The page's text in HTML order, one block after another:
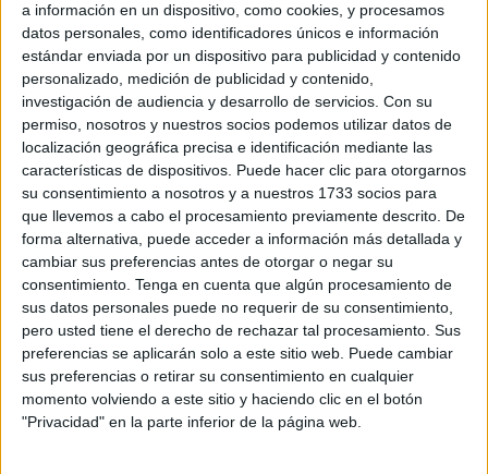
a información en un dispositivo, como cookies, y procesamos
datos personales, como identificadores únicos e información
estándar enviada por un dispositivo para publicidad y contenido
personalizado, medición de publicidad y contenido,
investigación de audiencia y desarrollo de servicios. Con su
permiso, nosotros y nuestros socios podemos utilizar datos de
localización geográfica precisa e identificación mediante las
características de dispositivos. Puede hacer clic para otorgarnos
su consentimiento a nosotros y a nuestros 1733 socios para
que llevemos a cabo el procesamiento previamente descrito. De
forma alternativa, puede acceder a información más detallada y
cambiar sus preferencias antes de otorgar o negar su
consentimiento. Tenga en cuenta que algún procesamiento de
sus datos personales puede no requerir de su consentimiento,
pero usted tiene el derecho de rechazar tal procesamiento. Sus
preferencias se aplicarán solo a este sitio web. Puede cambiar
sus preferencias o retirar su consentimiento en cualquier
momento volviendo a este sitio y haciendo clic en el botón
"Privacidad" en la parte inferior de la página web.
animal y sigue
conduciendo... Gracias
señora... Feliz Navidad"
A su llamada acudo yo... que en esos momentos estaba en
la zona del puerto. Ya estaba allí una pareja de la Policía
Portuaria, muy amables y agradables, por cierto, y varios
vigilantes de la zona. Observamos que la gata había
tenido un sangrado por la boca y que, presa del pánico y
del dolor, se había metido en el motor del coche de una
trabajadora de Aduanas.
Todos lo que estábamos allí contribuimos para coger al
animal y meterlo en un transportín a la espera de la